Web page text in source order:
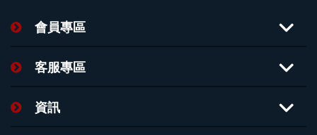
會員專區
客服專區
資訊